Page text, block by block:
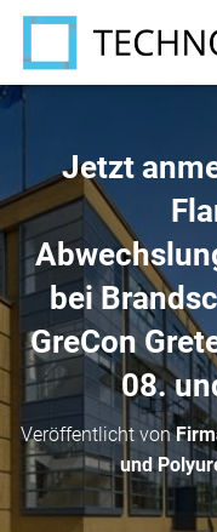
Jetzt
bei
GreCon
08.
Veröffentlicht von
und